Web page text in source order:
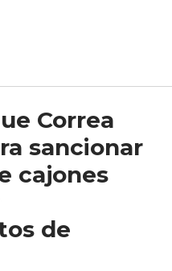
Correa
sancionar
cajones
de